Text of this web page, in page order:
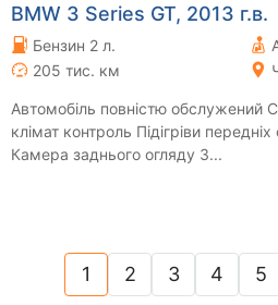
BMW 3 Series GT, 2013 г.в.
Бензин 2 л.
205 тис. км
Автомобіль повністю обслужений Система
клімат контроль Підігріви
Камера заднього огляду З...
1(current)
2 3 4 5